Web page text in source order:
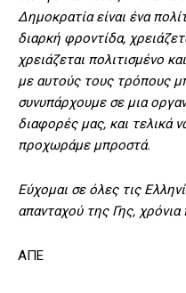
Δημοκρατία είναι ένα
διαρκή φροντίδα,
χρειάζεται πολιτισμένο
με αυτούς τους τρόπους
συνυπάρχουμε σε μια
διαφορές μας, και τελικά
προχωράμε μπροστά.
Εύχομαι σε όλες τις
απανταχού της Γης, χρόνια
ΑΠΕ